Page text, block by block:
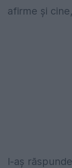
afirme și
I-aș